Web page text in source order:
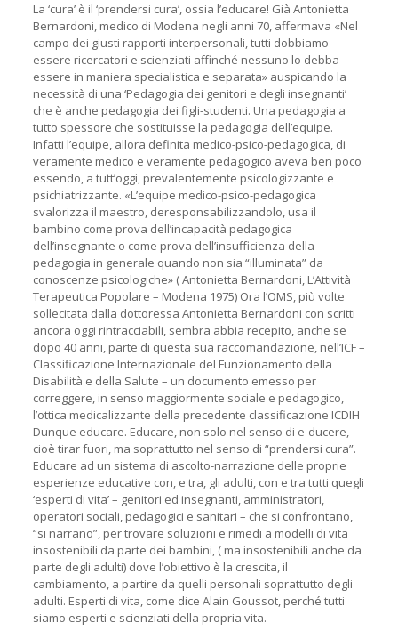
La ‘cura’ è il ‘prendersi cura’, ossia l’educare! Già Antonietta
Bernardoni, medico di Modena negli anni 70, affermava «Nel
campo dei giusti rapporti interpersonali, tutti dobbiamo
essere ricercatori e scienziati affinché nessuno lo debba
essere in maniera specialistica e separata» auspicando la
necessità di una ‘Pedagogia dei genitori e degli insegnanti’
che è anche pedagogia dei figli-studenti. Una pedagogia a
tutto spessore che sostituisse la pedagogia dell’equipe.
Infatti l’equipe, allora definita medico-psico-pedagogica, di
veramente medico e veramente pedagogico aveva ben poco
essendo, a tutt’oggi, prevalentemente psicologizzante e
psichiatrizzante. «L’equipe medico-psico-pedagogica
svalorizza il maestro, deresponsabilizzandolo, usa il
bambino come prova dell’incapacità pedagogica
dell’insegnante o come prova dell’insufficienza della
pedagogia in generale quando non sia “illuminata” da
conoscenze psicologiche» ( Antonietta Bernardoni, L’Attività
Terapeutica Popolare – Modena 1975) Ora l’OMS, più volte
sollecitata dalla dottoressa Antonietta Bernardoni con scritti
ancora oggi rintracciabili, sembra abbia recepito, anche se
dopo 40 anni, parte di questa sua raccomandazione, nell’ICF –
Classificazione Internazionale del Funzionamento della
Disabilità e della Salute – un documento emesso per
correggere, in senso maggiormente sociale e pedagogico,
l’ottica medicalizzante della precedente classificazione ICDIH
Dunque educare. Educare, non solo nel senso di e-ducere,
cioè tirar fuori, ma soprattutto nel senso di “prendersi cura”.
Educare ad un sistema di ascolto-narrazione delle proprie
esperienze educative con, e tra, gli adulti, con e tra tutti quegli
‘esperti di vita’ – genitori ed insegnanti, amministratori,
operatori sociali, pedagogici e sanitari – che si confrontano,
“si narrano”, per trovare soluzioni e rimedi a modelli di vita
insostenibili da parte dei bambini, ( ma insostenibili anche da
parte degli adulti) dove l’obiettivo è la crescita, il
cambiamento, a partire da quelli personali soprattutto degli
adulti. Esperti di vita, come dice Alain Goussot, perché tutti
siamo esperti e scienziati della propria vita.